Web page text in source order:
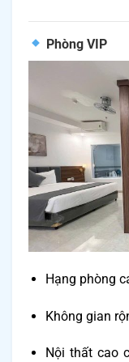
Phòng VIP
Hạng phòng
Không gian
Nội thất cao